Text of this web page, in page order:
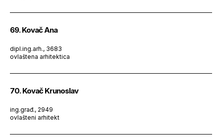
69. Kovač Ana
dipl.ing.arh., 3683
ovlaštena arhitektica
70. Kovač Krunoslav
ing.građ., 2949
ovlašteni arhitekt